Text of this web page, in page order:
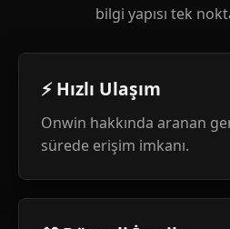
bilgi yapısı tek
⚡ Hızlı Ulaşım
Onwin hakkında aranan
sürede erişim imkanı.